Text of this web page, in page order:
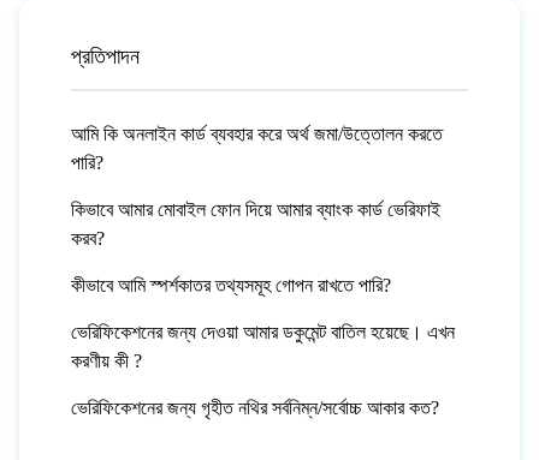
প্রতিপাদন
আমি কি অনলাইন কার্ড ব্যবহার করে অর্থ জমা/উত্তোলন করতে
পারি?
কিভাবে আমার মোবাইল ফোন দিয়ে আমার ব্যাংক কার্ড ভেরিফাই
করব?
কীভাবে আমি স্পর্শকাতর তথ্যসমূহ গোপন রাখতে পারি?
ভেরিফিকেশনের জন্য দেওয়া আমার ডকুমেন্ট বাতিল হয়েছে। এখন
করণীয় কী ?
ভেরিফিকেশনের জন্য গৃহীত নথির সর্বনিম্ন/সর্বোচ্চ আকার কত?